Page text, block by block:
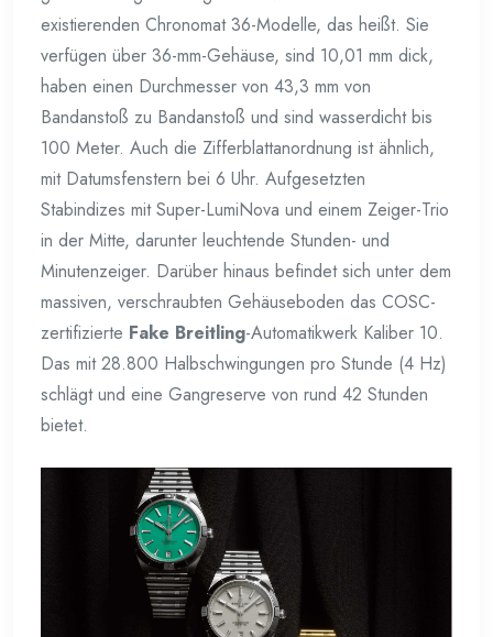
existierenden Chronomat 36-Modelle, das heißt. Sie
verfügen über 36-mm-Gehäuse, sind 10,01 mm dick,
haben einen Durchmesser von 43,3 mm von
Bandanstoß zu Bandanstoß und sind wasserdicht bis
100 Meter. Auch die Zifferblattanordnung ist ähnlich,
mit Datumsfenstern bei 6 Uhr. Aufgesetzten
Stabindizes mit Super-LumiNova und einem Zeiger-Trio
in der Mitte, darunter leuchtende Stunden- und
Minutenzeiger. Darüber hinaus befindet sich unter dem
massiven, verschraubten Gehäuseboden das COSC-
zertifizierte Fake Breitling-Automatikwerk Kaliber 10.
Das mit 28.800 Halbschwingungen pro Stunde (4 Hz)
schlägt und eine Gangreserve von rund 42 Stunden
bietet.